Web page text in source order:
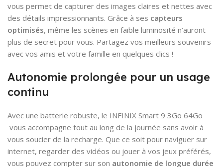
vous permet de capturer des images claires et nettes avec
des détails impressionnants. Grâce à ses capteurs
optimisés, même les scènes en faible luminosité n’auront
plus de secret pour vous. Partagez vos meilleurs souvenirs
avec vos amis et votre famille en quelques clics !
Autonomie prolongée pour un usage
continu
Avec une batterie robuste, le INFINIX Smart 9 3Go 64Go
vous accompagne tout au long de la journée sans avoir à
vous soucier de la recharge. Que ce soit pour naviguer sur
internet, regarder des vidéos ou jouer à vos jeux préférés,
vous pouvez compter sur son autonomie de longue durée